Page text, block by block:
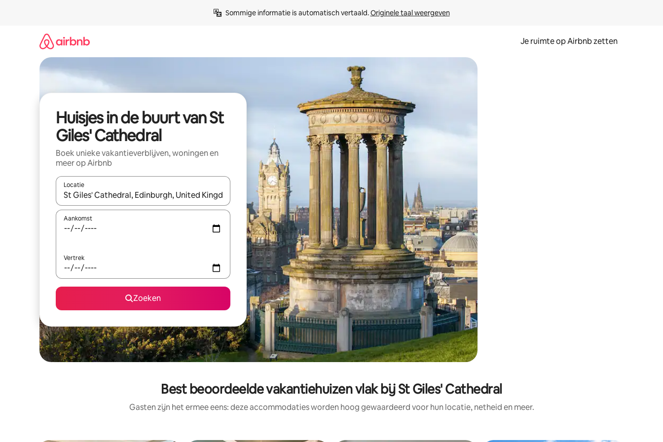
Sommige informatie is automatisch vertaald. Originele taal weergeven
Je ruimte op Airbnb zetten
Huisjes in de buurt van St
Giles' Cathedral
Boek unieke vakantieverblijven, woningen en
meer op Airbnb
Locatie
Wanneer er suggesties beschikbaar zijn, maak je een keuze met je de pijltjestoetsen omhoog en omlaag, óf door te tikken of swipen.
Aankomst
Vertrek
Zoeken
Best beoordeelde vakantiehuizen vlak bij St Giles' Cathedral
Gasten zijn het ermee eens: deze accommodaties worden hoog gewaardeerd voor hun locatie, netheid en meer.